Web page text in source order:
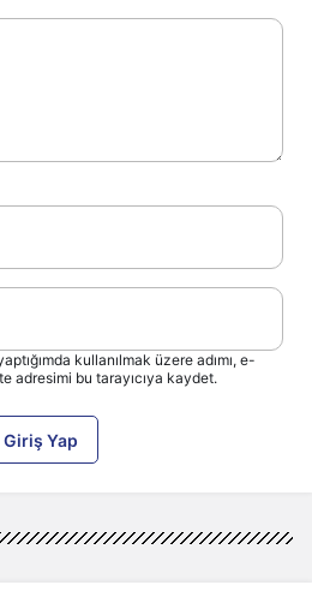
kullanılmak üzere adımı, e-
adresimi bu tarayıcıya kaydet.
Giriş Yap